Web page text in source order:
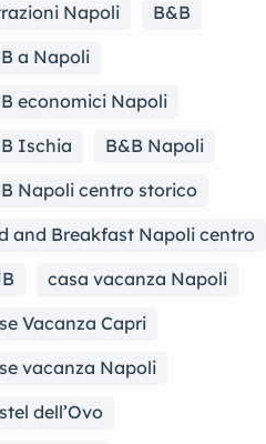
Napoli
B&B
a Napoli
economici Napoli
Ischia
B&B Napoli
Napoli centro storico
and Breakfast Napoli centro
casa vacanza Napoli
Vacanza Capri
vacanza Napoli
dell’Ovo